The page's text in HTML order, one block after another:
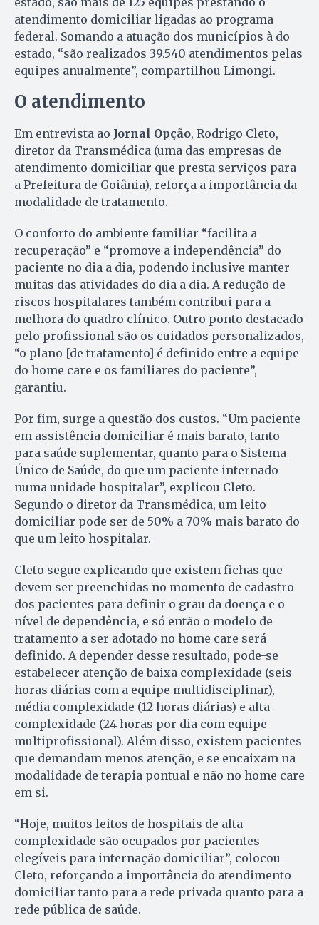
atendimento domiciliar ligadas ao programa
federal. Somando a atuação dos municípios à do
estado, “são realizados 39.540 atendimentos pelas
equipes anualmente”, compartilhou Limongi.
O atendimento
Em entrevista ao Jornal Opção, Rodrigo Cleto,
diretor da Transmédica (uma das empresas de
atendimento domiciliar que presta serviços para
a Prefeitura de Goiânia), reforça a importância da
modalidade de tratamento.
O conforto do ambiente familiar “facilita a
recuperação” e “promove a independência” do
paciente no dia a dia, podendo inclusive manter
muitas das atividades do dia a dia. A redução de
riscos hospitalares também contribui para a
melhora do quadro clínico. Outro ponto destacado
pelo profissional são os cuidados personalizados,
“o plano [de tratamento] é definido entre a equipe
do home care e os familiares do paciente”,
garantiu.
Por fim, surge a questão dos custos. “Um paciente
em assistência domiciliar é mais barato, tanto
para saúde suplementar, quanto para o Sistema
Único de Saúde, do que um paciente internado
numa unidade hospitalar”, explicou Cleto.
Segundo o diretor da Transmédica, um leito
domiciliar pode ser de 50% a 70% mais barato do
que um leito hospitalar.
Cleto segue explicando que existem fichas que
devem ser preenchidas no momento de cadastro
dos pacientes para definir o grau da doença e o
nível de dependência, e só então o modelo de
tratamento a ser adotado no home care será
definido. A depender desse resultado, pode-se
estabelecer atenção de baixa complexidade (seis
horas diárias com a equipe multidisciplinar),
média complexidade (12 horas diárias) e alta
complexidade (24 horas por dia com equipe
multiprofissional). Além disso, existem pacientes
que demandam menos atenção, e se encaixam na
modalidade de terapia pontual e não no home care
em si.
“Hoje, muitos leitos de hospitais de alta
complexidade são ocupados por pacientes
elegíveis para internação domiciliar”, colocou
Cleto, reforçando a importância do atendimento
domiciliar tanto para a rede privada quanto para a
rede pública de saúde.